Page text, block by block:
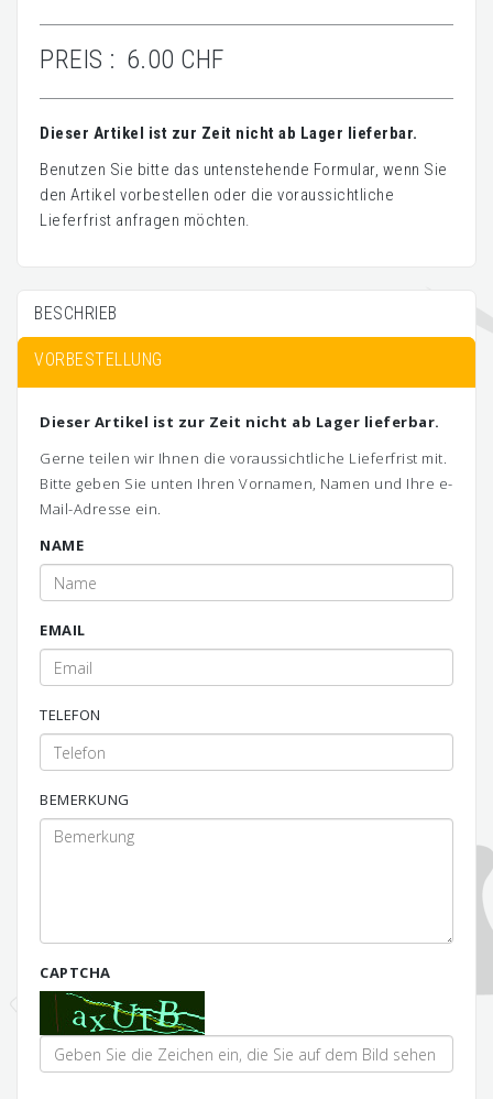
PREIS : 6.00 CHF
Dieser Artikel ist zur Zeit nicht ab Lager lieferbar.
Benutzen Sie bitte das untenstehende Formular, wenn Sie
den Artikel vorbestellen oder die voraussichtliche
Lieferfrist anfragen möchten.
BESCHRIEB
VORBESTELLUNG
Dieser Artikel ist zur Zeit nicht ab Lager lieferbar.
Gerne teilen wir Ihnen die voraussichtliche Lieferfrist mit.
Bitte geben Sie unten Ihren Vornamen, Namen und Ihre e-
Mail-Adresse ein.
NAME
EMAIL
TELEFON
BEMERKUNG
CAPTCHA